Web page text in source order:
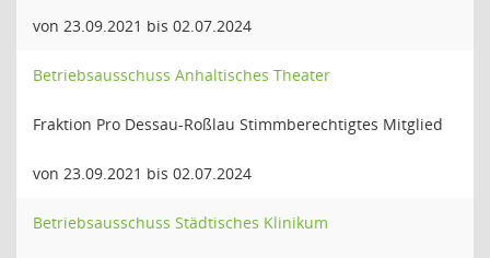
von 23.09.2021 bis 02.07.2024
Betriebsausschuss Anhaltisches Theater
Fraktion Pro Dessau-Roßlau Stimmberechtigtes Mitglied
von 23.09.2021 bis 02.07.2024
Betriebsausschuss Städtisches Klinikum